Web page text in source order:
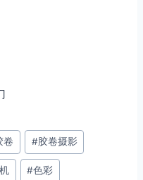
卷 #胶卷摄影
#色彩